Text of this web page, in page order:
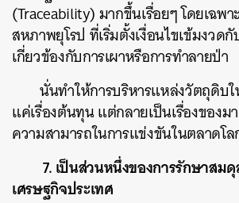
(Traceability) มากขึ้นเรื่อยๆ โดยเฉพ
สหภาพยุโรป ที่เริ่มตั้งเงื่อนไขเข้มงวด
เกี่ยวข้องกับการเผาหรือการทำลายป่า
นั่นทำให้การบริหารแหล่งวัตถุดิบ
แค่เรื่องต้นทุน แต่กลายเป็นเรื่องของม
ความสามารถในการแข่งขันในตลาดโ
7. เป็นส่วนหนึ่งของการรักษาสม
เศรษฐกิจประเทศ